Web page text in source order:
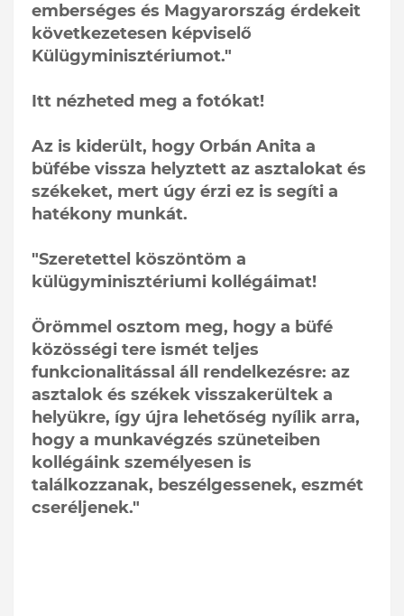
emberséges és Magyarország érdekeit
következetesen képviselő
Külügyminisztériumot."
Itt nézheted meg a fotókat!
Az is kiderült, hogy Orbán Anita a
büfébe vissza helyztett az asztalokat és
székeket, mert úgy érzi ez is segíti a
hatékony munkát.
"Szeretettel köszöntöm a
külügyminisztériumi kollégáimat!
Örömmel osztom meg, hogy a büfé
közösségi tere ismét teljes
funkcionalitással áll rendelkezésre: az
asztalok és székek visszakerültek a
helyükre, így újra lehetőség nyílik arra,
hogy a munkavégzés szüneteiben
kollégáink személyesen is
találkozzanak, beszélgessenek, eszmét
cseréljenek."